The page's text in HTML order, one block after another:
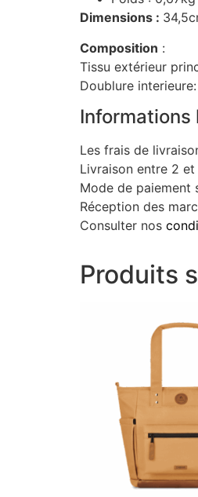
Dimensions :
Composition :
Tissu extérieur
Doublure
Informations
Les frais de
Livraison entre 2
Mode de paiement
Réception des
Consulter nos
Produits